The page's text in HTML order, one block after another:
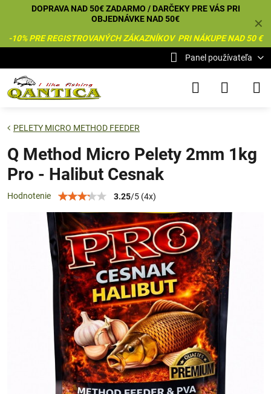
✕
DOPRAVA NAD 50€ ZADARMO / DARČEKY PRE VÁS PRI
OBJEDNÁVKE NAD 50€
-10% PRE REGISTROVANÝCH ZÁKAZNÍKOV PRI NÁKUPE NAD 50 €
Panel používateľa
PELETY MICRO METHOD FEEDER
Q Method Micro Pelety 2mm 1kg
Pro - Halibut Cesnak
Hodnotenie 3.25/5 (4x)